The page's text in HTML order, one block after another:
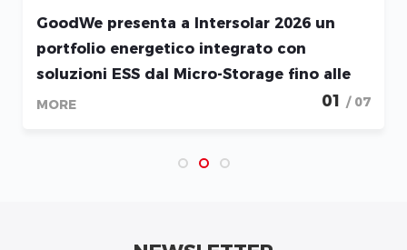
GoodWe presenta a Intersolar 2026 un
portfolio energetico integrato con
soluzioni ESS dal Micro-Storage fino alle
applicazioni Utility-Scale
MORE 01 / 07